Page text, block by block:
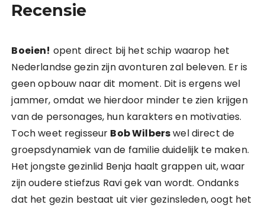
Recensie
Boeien! opent direct bij het schip waarop het
Nederlandse gezin zijn avonturen zal beleven. Er is
geen opbouw naar dit moment. Dit is ergens wel
jammer, omdat we hierdoor minder te zien krijgen
van de personages, hun karakters en motivaties.
Toch weet regisseur Bob Wilberswel direct de
groepsdynamiek van de familie duidelijk te maken.
Het jongste gezinlid Benja haalt grappen uit, waar
zijn oudere stiefzus Ravi gek van wordt. Ondanks
dat het gezin bestaat uit vier gezinsleden, oogt het